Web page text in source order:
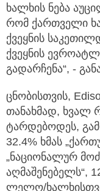
ხალხის ნება
რომ ქართველი
ქვეყნის
ქვეყნის
გადარჩენა“, -
ცნობისთვის,
თანახმად, ხვალ
ტარდებოდეს,
32.4% ხმას
„ნაციონალურ
აღმაშენებელს“,
ლელო/